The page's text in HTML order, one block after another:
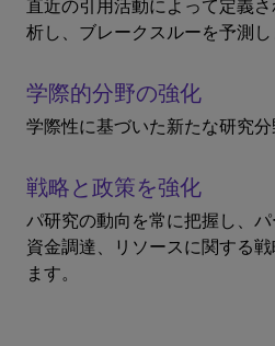
直近の引用活動によって定義
析し、ブレークスルーを予測し
学際的分野の強化
学際性に基づいた新たな研究分
戦略と政策を強化
パ研究の動向を常に把握し、パ
資金調達、リソースに関する
ます。